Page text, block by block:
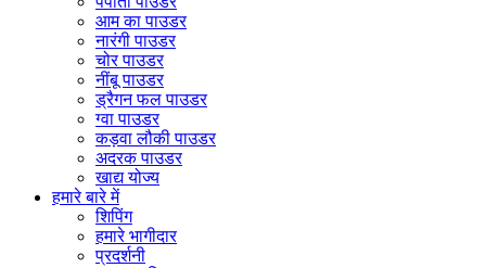
आम का पाउडर
नारंगी पाउडर
चोर पाउडर
नींबू पाउडर
ड्रैगन फल पाउडर
ग्वा पाउडर
कड़वा लौकी पाउडर
अदरक पाउडर
खाद्य योज्य
हमारे बारे में
शिपिंग
हमारे भागीदार
प्रदर्शनी